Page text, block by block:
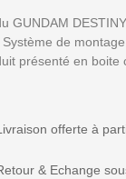
GUNDAM
de
présenté en boite
offerte à
& Echange